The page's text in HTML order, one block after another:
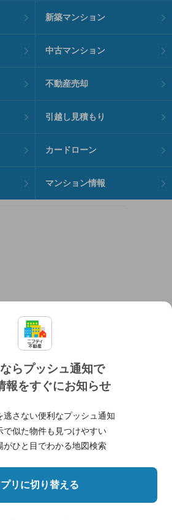
らプッシュ通知で
報をすぐにお知らせ
逃さない便利なプッシュ通知
で似た物件も見つけやすい
がひと目でわかる地図検索
リに切り替える
新築マンション
中古マンション
不動産売却
引越し見積もり
カードローン
マンション情報
護ポリシー 利用規約
お問い合わせ 採用情報
Lifestyle Co., Ltd.